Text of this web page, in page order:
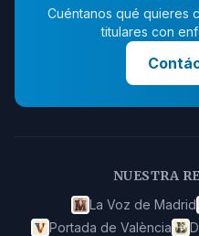
Cuéntanos qué quieres
titulares con
NUESTRA
La Voz de Madrid
Portada de València